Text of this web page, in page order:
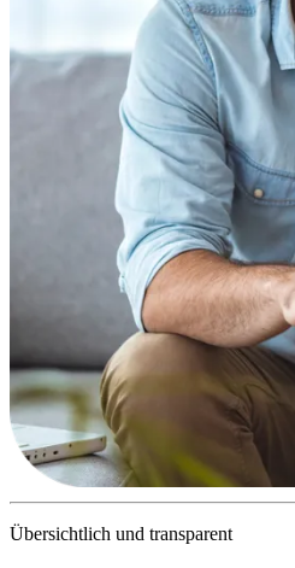
Übersichtlich und transparent